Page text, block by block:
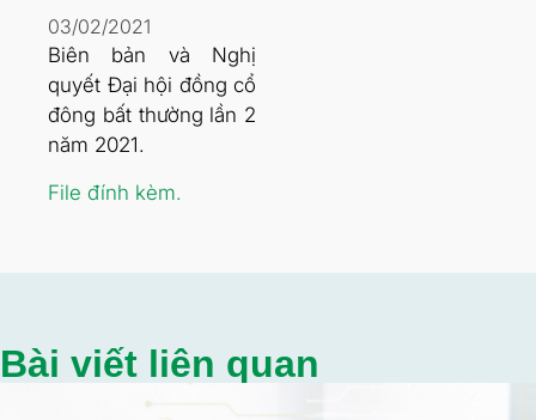
03/02/2021
Biên bản và Nghị
quyết Đại hội đồng cổ
đông bất thường lần 2
năm 2021.
File đính kèm.
Bài viết liên quan